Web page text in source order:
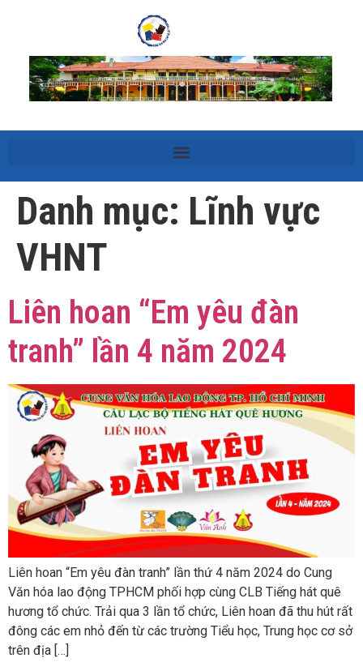
Danh mục: Lĩnh vực
VHNT
Liên hoan “Em yêu đàn
tranh” lần 4 năm 2024
Liên hoan “Em yêu đàn tranh” lần thứ 4 năm 2024 do Cung
Văn hóa lao động TPHCM phối hợp cùng CLB Tiếng hát quê
hương tổ chức. Trải qua 3 lần tổ chức, Liên hoan đã thu hút rất
đông các em nhỏ đến từ các trường Tiểu học, Trung học cơ sở
trên địa […]